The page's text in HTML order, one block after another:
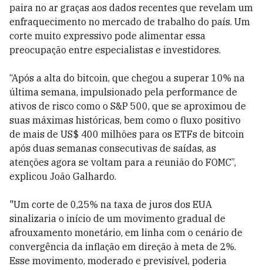
paira no ar graças aos dados recentes que revelam um
enfraquecimento no mercado de trabalho do país. Um
corte muito expressivo pode alimentar essa
preocupação entre especialistas e investidores.
“Após a alta do bitcoin, que chegou a superar 10% na
última semana, impulsionado pela performance de
ativos de risco como o S&P 500, que se aproximou de
suas máximas históricas, bem como o fluxo positivo
de mais de US$ 400 milhões para os ETFs de bitcoin
após duas semanas consecutivas de saídas, as
atenções agora se voltam para a reunião do FOMC”,
explicou João Galhardo.
"Um corte de 0,25% na taxa de juros dos EUA
sinalizaria o início de um movimento gradual de
afrouxamento monetário, em linha com o cenário de
convergência da inflação em direção à meta de 2%.
Esse movimento, moderado e previsível, poderia